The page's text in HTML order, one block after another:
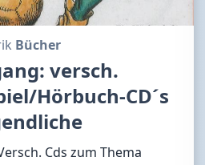
Bücher
versch.
Hörbuch-CD´s
Cds zum Thema